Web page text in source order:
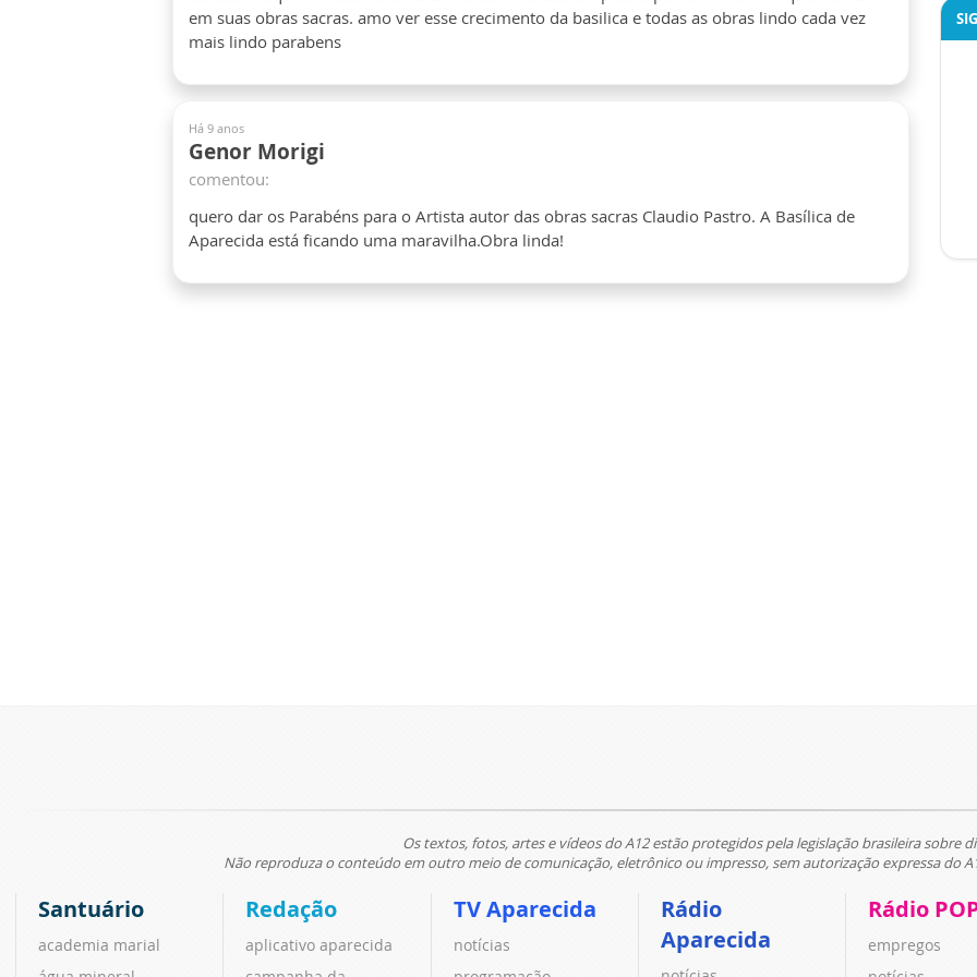
em suas obras sacras. amo ver esse crecimento da basilica e todas as obras lindo cada vez
mais lindo parabens
Há 9 anos
Genor Morigi
comentou:
quero dar os Parabéns para o Artista autor das obras sacras Claudio Pastro. A Basílica de
Aparecida está ficando uma maravilha.Obra linda!
Os textos, fotos, artes e vídeos do A12 estão protegidos pela legislação brasileira sobre
Não reproduza o conteúdo em outro meio de comunicação, eletrônico ou impresso, sem autorização expressa do
Santuário
academia marial
Redação
aplicativo aparecida
TV Aparecida
notícias
Rádio
Aparecida
Rádio
empregos